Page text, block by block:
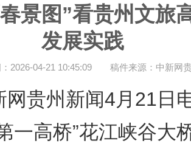
景图”看贵州文旅
发展实践
2026-04-21 10:45:09 稿件来源：中新网
贵州新闻4月21日
一高桥”花江峡谷大